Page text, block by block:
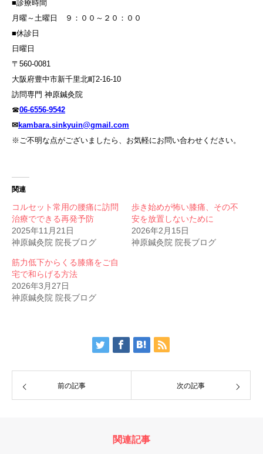
■診療時間
月曜～土曜日 ９：００～２０：００
■休診日
日曜日
〒560-0081
大阪府豊中市新千里北町2-16-10
訪問専門 神原鍼灸院
☎06-6556-9542
✉kambara.sinkyuin@gmail.com
※ご不明な点がございましたら、お気軽にお問い合わせください。
関連
コルセット常用の腰痛に訪問
治療でできる再発予防
2025年11月21日
神原鍼灸院 院長ブログ
歩き始めが怖い膝痛、その不
安を放置しないために
2026年2月15日
神原鍼灸院 院長ブログ
筋力低下からくる膝痛をご自
宅で和らげる方法
2026年3月27日
神原鍼灸院 院長ブログ
前の記事 次の記事
関連記事